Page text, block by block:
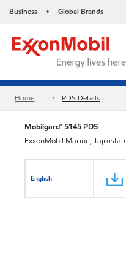
Business • Global Brands
Home PDS Details
Mobilgard™ 5145 PDS
ExxonMobil Marine, Tajikistan
English